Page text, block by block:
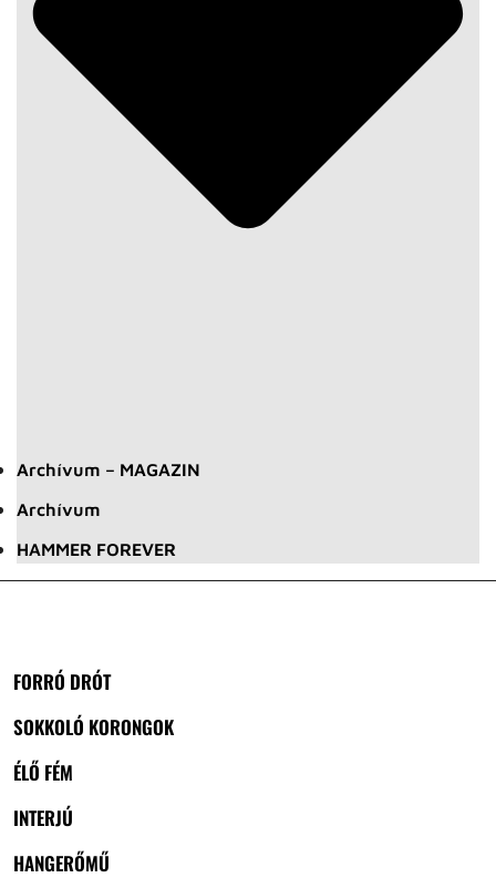
Archívum – MAGAZIN
Archívum
HAMMER FOREVER
FORRÓ DRÓT
SOKKOLÓ KORONGOK
ÉLŐ FÉM
INTERJÚ
HANGERŐMŰ